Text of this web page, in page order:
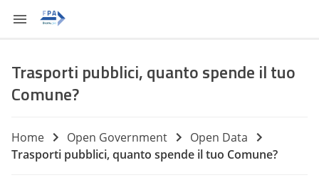
Trasporti pubblici, quanto spende il tuo
Comune?
Home Open Government
Open Data
Trasporti pubblici, quanto spende il tuo Comune?